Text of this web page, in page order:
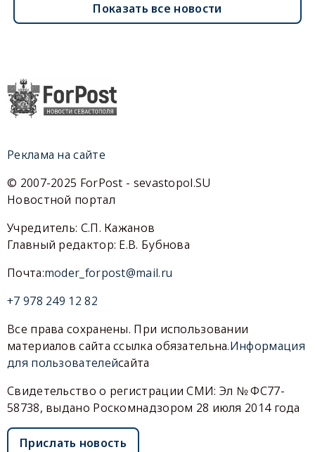
Показать все новости
Реклама на сайте
© 2007-2025 ForPost - sevastopol.SU
Новостной портал
Учредитель: С.П. Кажанов
Главный редактор: Е.В. Бубнова
Почта:moder_forpost@mail.ru
+7 978 249 12 82
Все права сохранены. При использовании
материалов сайта ссылка обязательна.Информация
для пользователейсайта
Свидетельство о регистрации СМИ: Эл № ФС77-
58738, выдано Роскомнадзором 28 июля 2014 года
Прислать новость